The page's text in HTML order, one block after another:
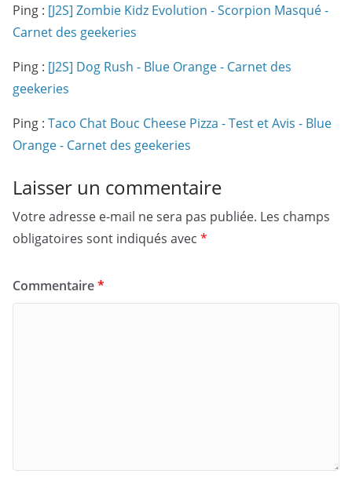
Ping : [J2S] Zombie Kidz Evolution - Scorpion Masqué -
Carnet des geekeries
Ping : [J2S] Dog Rush - Blue Orange - Carnet des
geekeries
Ping : Taco Chat Bouc Cheese Pizza - Test et Avis - Blue
Orange - Carnet des geekeries
Laisser un commentaire
Votre adresse e-mail ne sera pas publiée. Les champs
obligatoires sont indiqués avec *
Commentaire*